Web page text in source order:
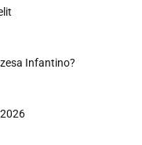
Infantino?